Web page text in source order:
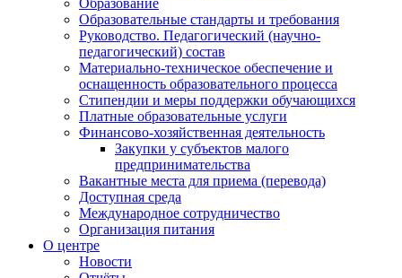
Образование
Образовательные стандарты и требования
Руководство. Педагогический (научно-
педагогический) состав
Материально-техническое обеспечение и
оснащенность образовательного процесса
Стипендии и меры поддержки обучающихся
Платные образовательные услуги
Финансово-хозяйственная деятельность
Закупки у субъектов малого
предпринимательства
Вакантные места для приема (перевода)
Доступная среда
Международное сотрудничество
Организация питания
О центре
Новости